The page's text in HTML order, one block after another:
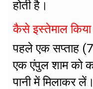
होती है।
कैसे इस्तेमाल किया
पहले एक सप्ताह
एक एंपुल शाम को
पानी में मिलाकर